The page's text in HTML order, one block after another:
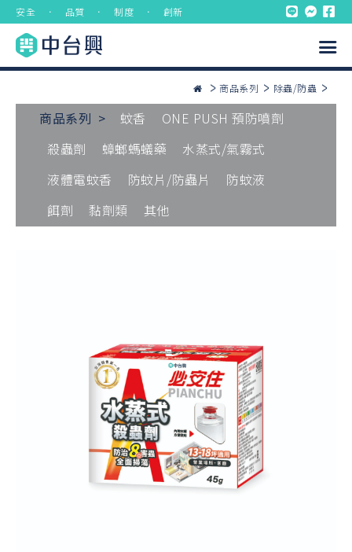
安全 ． 品質 ． 制度 ． 創新
商品系列 除蟲/防蟲
商品系列 > 蚊香
ONE PUSH 預防噴劑
殺蟲劑
蟑螂螞蟻藥
水蒸式/氣霧式
液體電蚊香
防蚊片/防蟲片
防蚊液
餌劑
黏劑類 其他